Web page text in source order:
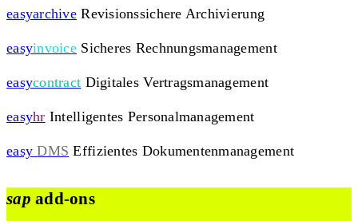
easyarchive Revisionssichere Archivierung
easyinvoice Sicheres Rechnungsmanagement
easycontract Digitales Vertragsmanagement
easyhr Intelligentes Personalmanagement
easy DMS Effizientes Dokumentenmanagement
sap add-ons